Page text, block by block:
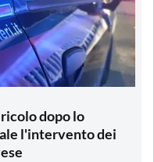
dopo lo
l'intervento dei